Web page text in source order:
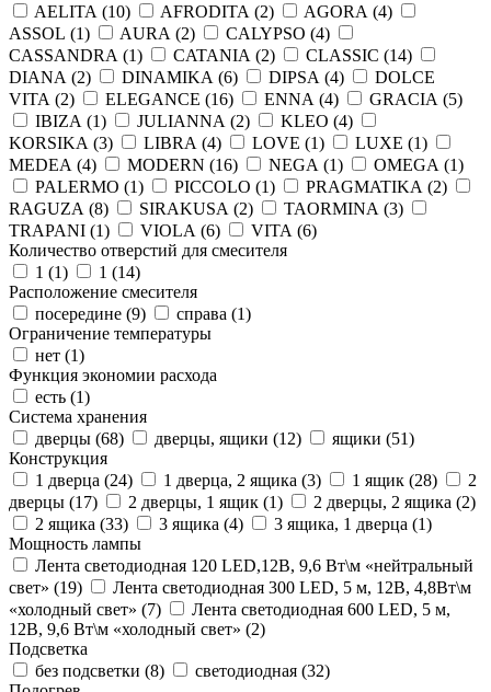
AELITA (10) AFRODITA (2) AGORA (4)
ASSOL (1) AURA (2) CALYPSO (4)
CASSANDRA (1) CATANIA (2) CLASSIC (14)
DIANA (2) DINAMIKA (6) DIPSA (4)
DOLCE
VITA (2) ELEGANCE (16) ENNA (4) GRACIA (5)
IBIZA (1) JULIANNA (2) KLEO (4)
KORSIKA (3) LIBRA (4) LOVE (1) LUXE (1)
MEDEA (4) MODERN (16) NEGA (1) OMEGA (1)
PALERMO (1) PICCOLO (1) PRAGMATIKA (2)
RAGUZA (8) SIRAKUSA (2) TAORMINA (3)
TRAPANI (1) VIOLA (6) VITA (6)
Количество отверстий для смесителя
1 (1) 1 (14)
Расположение смесителя
посередине (9) справа (1)
Ограничение температуры
нет (1)
Функция экономии расхода
есть (1)
Система хранения
дверцы (68) дверцы, ящики (12) ящики (51)
Конструкция
1 дверца (24) 1 дверца, 2 ящика (3) 1 ящик (28)
2
дверцы (17) 2 дверцы, 1 ящик (1) 2 дверцы, 2 ящика (2)
2 ящика (33) 3 ящика (4) 3 ящика, 1 дверца (1)
Мощность лампы
Лента светодиодная 120 LED,12В, 9,6 Вт\м «нейтральный
свет» (19)
Лента светодиодная 300 LED, 5 м, 12В, 4,8Вт\м
«холодный свет» (7)
Лента светодиодная 600 LED, 5 м,
12В, 9,6 Вт\м «холодный свет» (2)
Подсветка
без подсветки (8) светодиодная (32)